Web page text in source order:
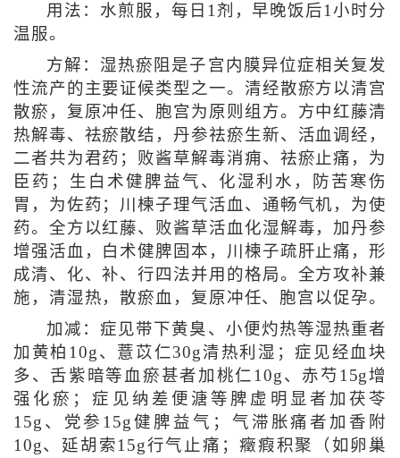
用法：水煎服，每日1剂，早晚饭后1小时分
温服。
方解：湿热瘀阻是子宫内膜异位症相关复发
性流产的主要证候类型之一。清经散瘀方以清宫
散瘀，复原冲任、胞宫为原则组方。方中红藤清
热解毒、祛瘀散结，丹参祛瘀生新、活血调经，
二者共为君药；败酱草解毒消痈、祛瘀止痛，为
臣药；生白术健脾益气、化湿利水，防苦寒伤
胃，为佐药；川楝子理气活血、通畅气机，为使
药。全方以红藤、败酱草活血化湿解毒，加丹参
增强活血，白术健脾固本，川楝子疏肝止痛，形
成清、化、补、行四法并用的格局。全方攻补兼
施，清湿热，散瘀血，复原冲任、胞宫以促孕。
加减：症见带下黄臭、小便灼热等湿热重者
加黄柏10g、薏苡仁30g清热利湿；症见经血块
多、舌紫暗等血瘀甚者加桃仁10g、赤芍15g增
强化瘀；症见纳差便溏等脾虚明显者加茯苓
15g、党参15g健脾益气；气滞胀痛者加香附
10g、延胡索15g行气止痛；癥瘕积聚（如卵巢